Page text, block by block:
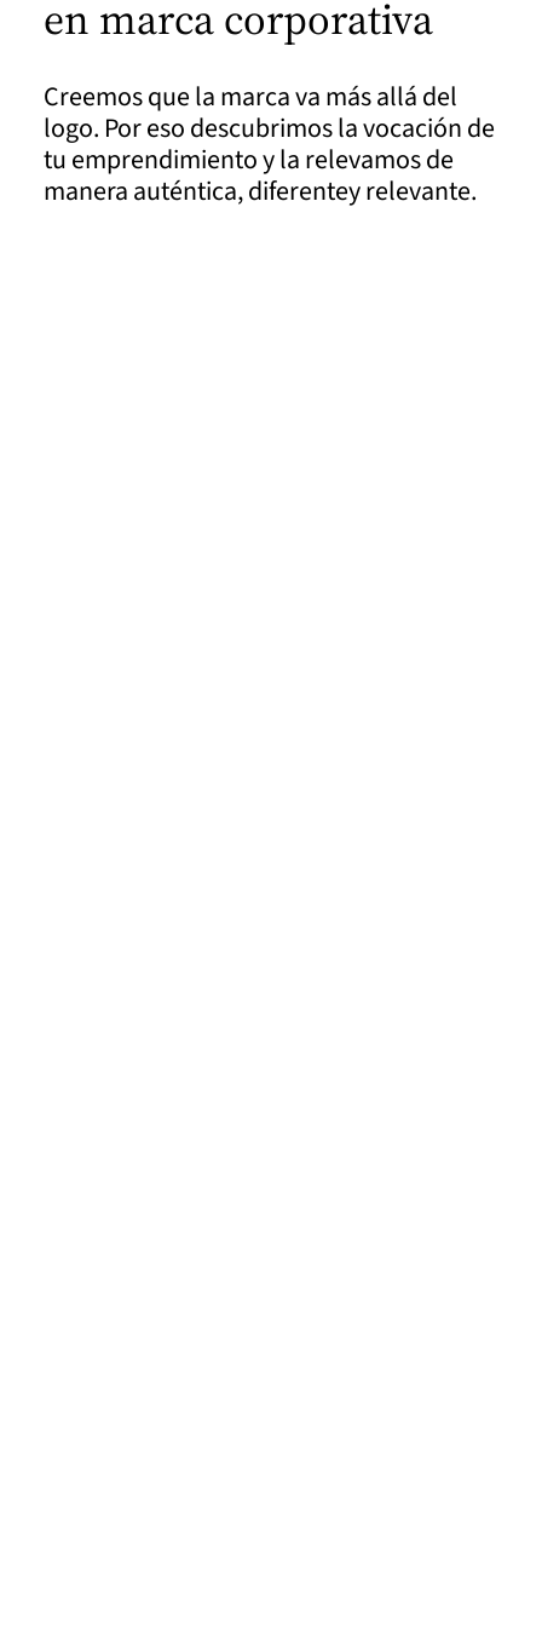
en marca corporativa
Creemos que la marca va más allá del
logo. Por eso descubrimos la vocación de
tu emprendimiento y la relevamos de
manera auténtica, diferentey relevante.